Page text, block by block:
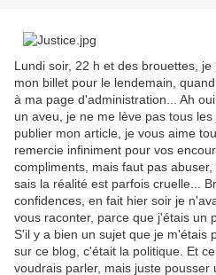
Lundi soir, 22 h et des brouettes,
mon billet pour le lendemain,
à ma page d'administration... Ah
un aveu, je ne me lève pas tous
publier mon article, je vous aime
remercie infiniment pour vos
compliments, mais faut pas
sais la réalité est parfois cruelle...
confidences, en fait hier soir je
vous raconter, parce que j'étais un
S'il y a bien un sujet que je m'étais
sur ce blog, c'était la politique. Et
voudrais parler, mais juste